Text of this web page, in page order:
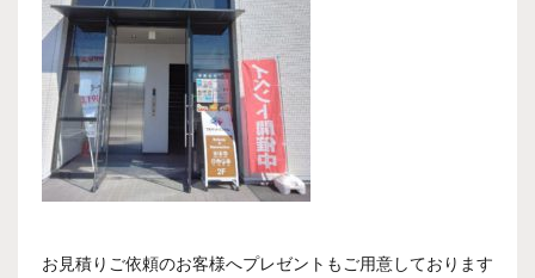
お見積りご依頼のお客様へプレゼントもご用意しております